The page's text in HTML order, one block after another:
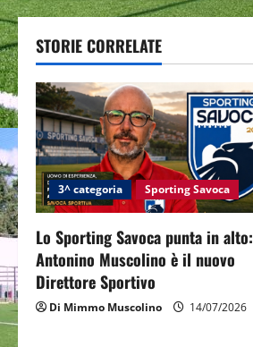
t
n
a
v
i
g
a
t
i
STORIE CORRELATE
3^ categoria Sporting Savoca
Lo Sporting Savoca punta in alto:
Antonino Muscolino è il nuovo
Direttore Sportivo
Di Mimmo Muscolino 14/07/2026